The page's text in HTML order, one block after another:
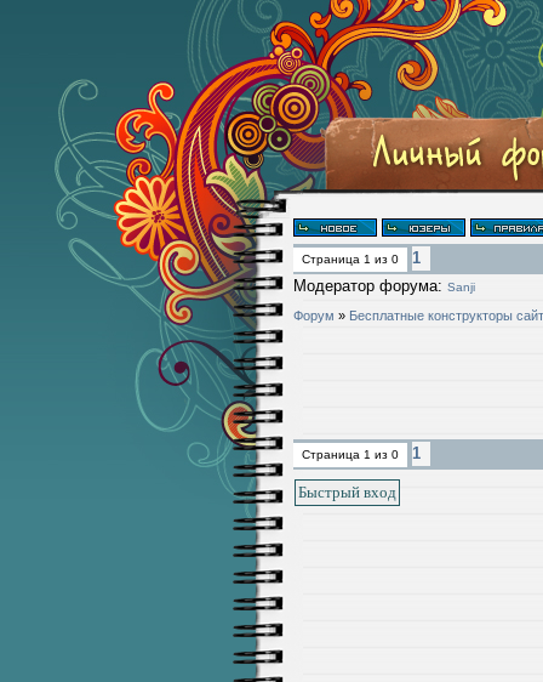
Страница 1 из 0
1
Модератор форума: Sanji
Форум » Бесплатные конструкторы
Страница 1 из 0 1